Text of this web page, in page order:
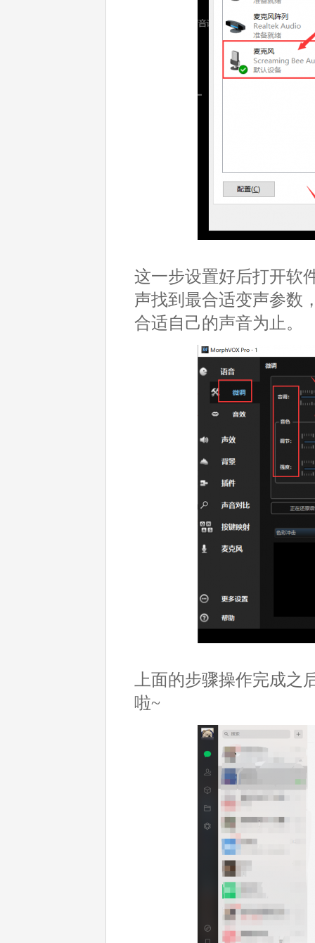
这一步设置好后打开软
声找到最合适变声参数
合适自己的声音为止。
上面的步骤操作完成
啦~